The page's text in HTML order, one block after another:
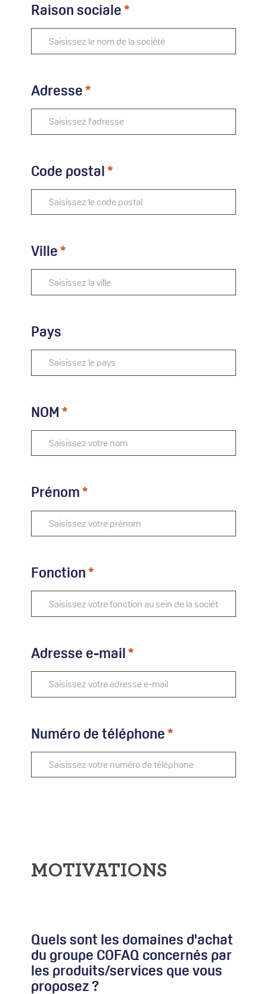
Raison sociale
Adresse
Code postal
Ville
Pays
NOM
Prénom
Fonction
Adresse e-mail
Numéro de téléphone
MOTIVATIONS
Quels sont les domaines d'achat
du groupe COFAQ concernés par
les produits/services que vous
proposez ?